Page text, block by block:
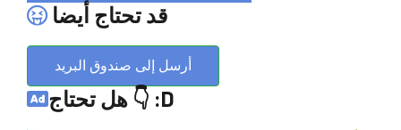
قد تحتاج أيضا
أرسل إلى صندوق البريد
هل تحتاج 👇 :D